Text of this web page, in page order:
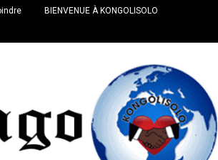
BIENVENUE À KONGOLISOLO